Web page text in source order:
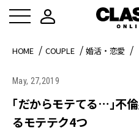
HOME COUPLE 婚活・恋愛
May, 27,2019
「だからモテてる…」不
るモテテク4つ